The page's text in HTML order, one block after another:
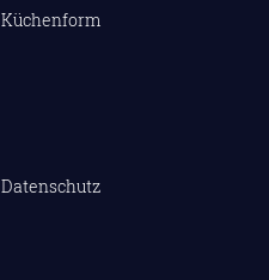
Küchenform
Datenschutz